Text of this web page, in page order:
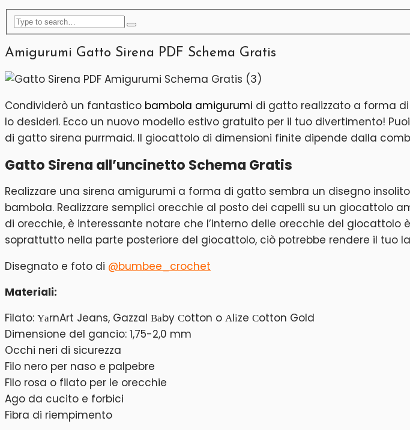
Amigurumi Gatto Sirena PDF Schema Gratis
Condividerò un fantastico bambola amigurumi di gatto realizzato a forma
lo desideri. Ecco un nuovo modello estivo gratuito per il tuo divertimento!
di gatto sirena purrmaid. Il giocattolo di dimensioni finite dipende dalla
Gatto Sirena all’uncinetto Schema Gratis
Realizzare una sirena amigurumi a forma di gatto sembra un disegno
bambola. Realizzare semplici orecchie al posto dei capelli su un
di orecchie, è interessante notare che l’interno delle orecchie del
soprattutto nella parte posteriore del giocattolo, ciò potrebbe rendere il tuo
Disegnato e foto di @bumbee_crochet
Materiali:
Filato: ΥаrnArt Jeans, Gazzal Βаby Сotton o Αlіze Сotton Gold
Dimensione del gancio: 1,75-2,0 mm
Occhi neri di sicurezza
Filo nero per naso e palpebre
Filo rosa o filato per le orecchie
Ago da cucito e forbici
Fibra di riempimento